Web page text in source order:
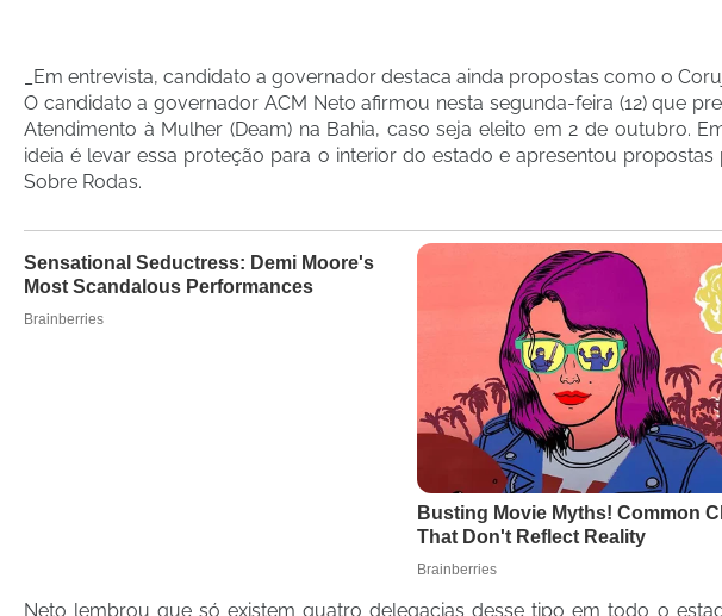
_Em entrevista, candidato a governador destaca ainda propostas como o
O candidato a governador ACM Neto afirmou nesta segunda-feira (12) que
Atendimento à Mulher (Deam) na Bahia, caso seja eleito em 2 de outubro.
ideia é levar essa proteção para o interior do estado e apresentou
Sobre Rodas.
Neto lembrou que só existem quatro delegacias desse tipo em todo o